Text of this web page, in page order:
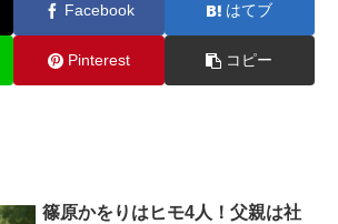
Facebook はてブ
Pinterest コピー
篠原かをりはヒモ4人！父親は社